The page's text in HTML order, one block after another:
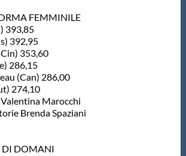
FEMMINILE
393,85
392,95
353,60
286,15
(Can) 286,00
274,10
Marocchi
Brenda Spaziani
DI DOMANI